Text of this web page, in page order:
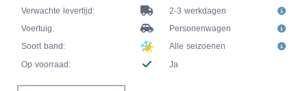
Verwachte levertijd:
2-3 werkdagen
Voertuig:
Personenwagen
Soort band:
Alle seizoenen
Op voorraad:
Ja